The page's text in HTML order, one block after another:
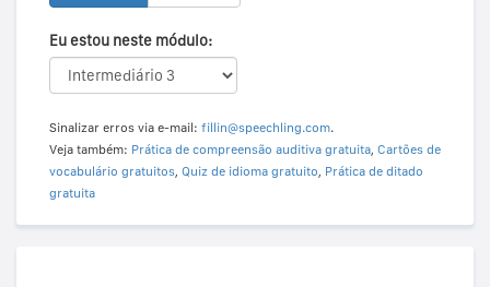
Eu estou neste módulo:
Sinalizar erros via e-mail: fillin@speechling.com.
Veja também: Prática de compreensão auditiva gratuita, Cartões de
vocabulário gratuitos, Quiz de idioma gratuito, Prática de ditado
gratuita